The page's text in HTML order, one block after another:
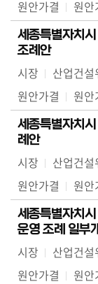
원안가결
원안
세종특별자치
조례안
시장
산업건설
원안가결
원안
세종특별자치
례안
시장
산업건설
원안가결
원안
세종특별자치
운영 조례 일부
시장
산업건설
원안가결
원안